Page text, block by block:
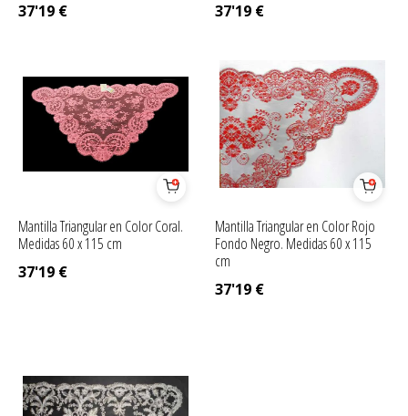
37'19 €
37'19 €
Mantilla Triangular en Color Coral.
Medidas 60 x 115 cm
37'19 €
Mantilla Triangular en Color Rojo
Fondo Negro. Medidas 60 x 115
cm
37'19 €